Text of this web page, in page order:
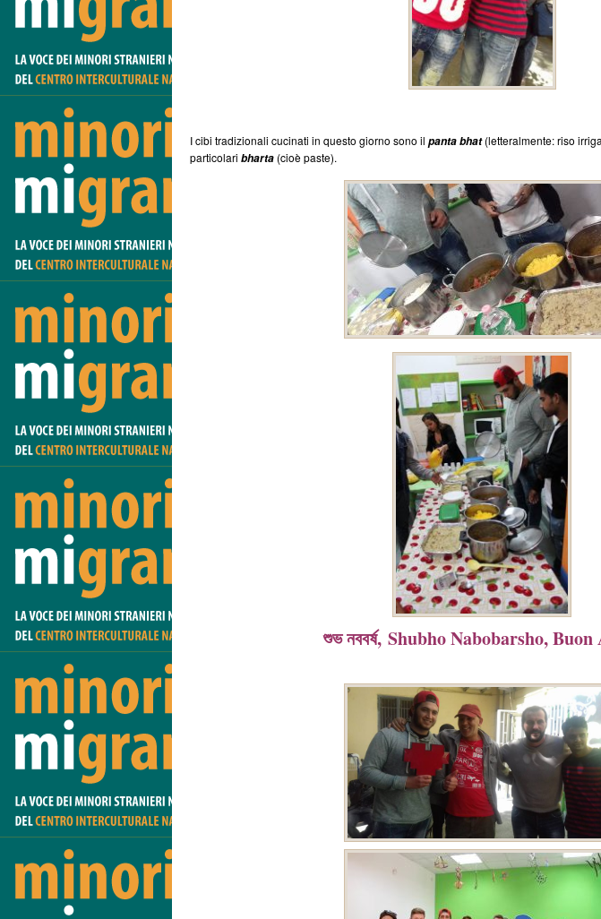
I cibi tradizionali cucinati in questo giorno sono il panta bhat(letteralmente: riso
particolari bharta (cioè paste).
শুভ নববর্ষ, Shubho Nabobarsho, Buon